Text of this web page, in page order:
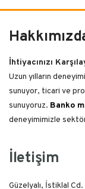
İhtiyacınızı
Uzun yılların
sunuyor, ticari ve
sunuyoruz. Banko
deneyimimizle
İletişim
Güzelyalı, İstiklal